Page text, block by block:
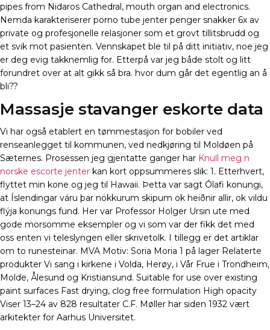
pipes from Nidaros Cathedral, mouth organ and electronics.
Nemda karakteriserer porno tube jenter penger snakker 6x av
private og profesjonelle relasjoner som et grovt tillitsbrudd og
et svik mot pasienten. Vennskapet ble til på ditt initiativ, noe jeg
er deg evig takknemlig for. Etterpå var jeg både stolt og litt
forundret over at alt gikk så bra. hvor dum går det egentlig an å
bli??
Massasje stavanger eskorte data
Vi har også etablert en tømmestasjon for bobiler ved
renseanlegget til kommunen, ved nedkjøring til Moldøen på
Sæternes. Prosessen jeg gjentatte ganger har Knull meg n
norske escorte jenter kan kort oppsummeres slik: 1. Etterhvert,
flyttet min kone og jeg til Hawaii. Þetta var sagt Ólafi konungi,
at Íslendingar váru þar nökkurum skipum ok heiðnir allir, ok vildu
flýja konungs fund. Her var Professor Holger Ursin ute med
gode morsomme eksempler og vi som var der fikk det med
oss enten vi teleslyngen eller skrivetolk. I tillegg er det artiklar
om to runesteinar. MVA Motiv: Soria Moria 1 på lager Relaterte
produkter Vi sang i kirkene i Volda, Herøy, i Vår Frue i Trondheim,
Molde, Ålesund og Kristiansund. Suitable for use over existing
paint surfaces Fast drying, clog free formulation High opacity
Viser 13–24 av 828 resultater C.F. Møller har siden 1932 vært
arkitekter for Aarhus Universitet.